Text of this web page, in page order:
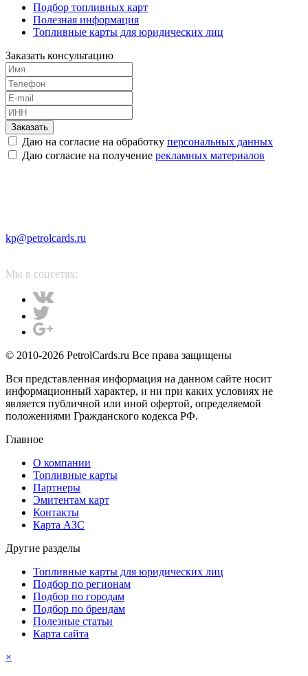
Подбор топливных карт
Полезная информация
Топливные карты для юридических лиц
Заказать консультацию
Заказать
Даю на согласие на обработку персональных данных
Даю согласие на получение рекламных материалов
kp@petrolcards.ru
Мы в соцсетях:
© 2010-2026 PetrolCards.ru Все права защищены
Вся представленная информация на данном сайте носит
информационный характер, и ни при каких условиях не
является публичной или иной офертой, определяемой
положениями Гражданского кодекса РФ.
Главное
О компании
Топливные карты
Партнеры
Эмитентам карт
Контакты
Карта АЗС
Другие разделы
Топливные карты для юридических лиц
Подбор по регионам
Подбор по городам
Подбор по брендам
Полезные статьи
Карта сайта
×